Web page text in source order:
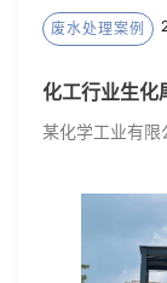
废水处理案例
化工行业生化
某化学工业有限